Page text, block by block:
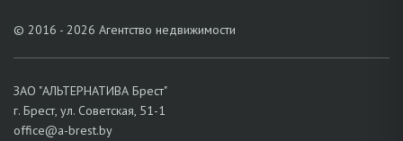
© 2016 - 2026 Агентство недвижимости
ЗАО "АЛЬТЕРНАТИВА Брест"
г. Брест, ул. Советская, 51-1
office@a-brest.by